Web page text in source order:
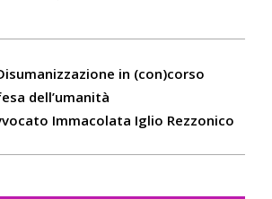
in (con)corso
dell’umanità
Immacolata Iglio Rezzonico